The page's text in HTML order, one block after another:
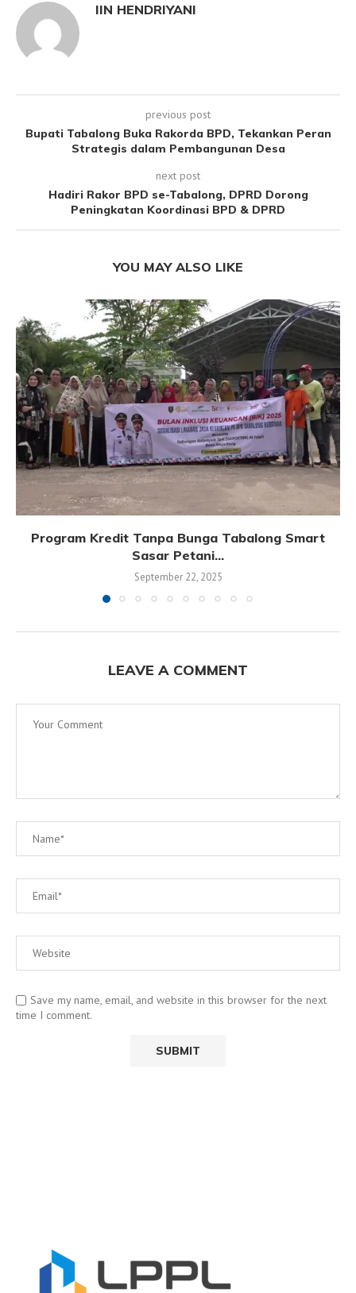
IIN HENDRIYANI
previous post
Bupati Tabalong Buka Rakorda BPD, Tekankan Peran
Strategis dalam Pembangunan Desa
next post
Hadiri Rakor BPD se-Tabalong, DPRD Dorong
Peningkatan Koordinasi BPD & DPRD
YOU MAY ALSO LIKE
Program Kredit Tanpa Bunga Tabalong Smart
Sasar Petani...
September 22, 2025
LEAVE A COMMENT
Save my name, email, and website in this browser for the next
time I comment.